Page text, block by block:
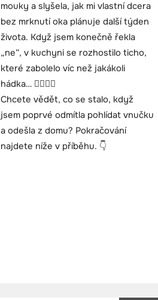
mouky a slyšela, jak mi vlastní dcera
bez mrknutí oka plánuje další týden
života. Když jsem konečně řekla
„ne“, v kuchyni se rozhostilo ticho,
které zabolelo víc než jakákoli
hádka… 😶‍🌫️💔👵
Chcete vědět, co se stalo, když
jsem poprvé odmítla pohlídat vnučku
a odešla z domu? Pokračování
najdete níže v příběhu. 👇